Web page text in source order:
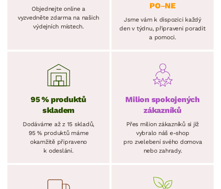
Objednejte online a
vyzvedněte zdarma na našich
výdejních místech.
PO–NE
Jsme vám k dispozici každý
den v týdnu, připraveni poradit
a pomoci.
95 % produktů
skladem
Dodáváme až z 15 skladů,
95 % produktů máme
okamžitě připraveno
k odeslání.
Milion spokojených
zákazníků
Přes milion zákazníků si již
vybralo náš e-shop
pro zvelebení svého domova
nebo zahrady.